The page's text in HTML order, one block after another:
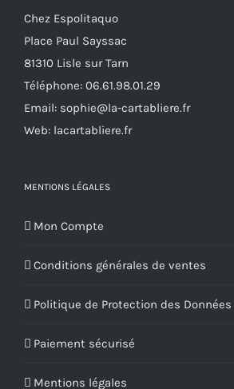
Chez Espolitaquo
Place Paul Sayssac
81310 Lisle sur Tarn
Téléphone: 06.61.98.01.29
Email: sophie@la-cartabliere.fr
Web: lacartabliere.fr
MENTIONS LÉGALES
Mon Compte
Conditions générales de ventes
Politique de Protection des Données
Paiement sécurisé
Mentions légales